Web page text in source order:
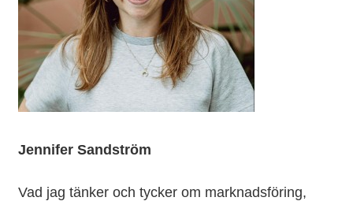
Jennifer Sandström
Vad jag tänker och tycker om marknadsföring,